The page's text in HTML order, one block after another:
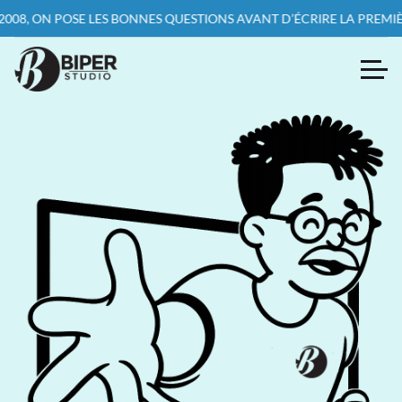
QUESTIONS AVANT D’ÉCRIRE LA PREMIÈRE LIGNE DE